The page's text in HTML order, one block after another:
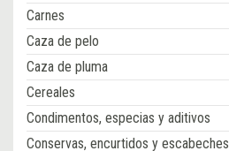
Carnes
Caza de pelo
Caza de pluma
Cereales
Condimentos, especias y aditivos
Conservas, encurtidos y escabeches